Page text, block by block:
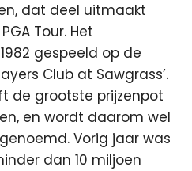
dat deel uitmaakt
Tour. Het
gespeeld op de
Club at Sawgrass’.
de grootste prijzenpot
en wordt daarom wel
Vorig jaar was
dan 10 miljoen